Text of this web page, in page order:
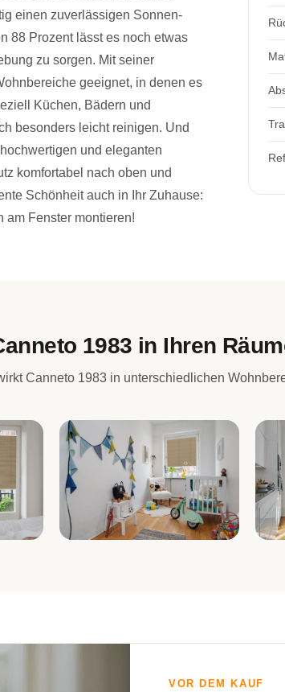
einen zuverlässigen Sonnen-
88 Prozent lässt es noch etwas
zu sorgen. Mit seiner
geeignet, in denen es
Küchen, Bädern und
besonders leicht reinigen. Und
und eleganten
komfortabel nach oben und
Schönheit auch in Ihr Zuhause:
am Fenster montieren!
1983 in Ihren
Canneto 1983 in unterschiedlichen
VOR DEM KAUF